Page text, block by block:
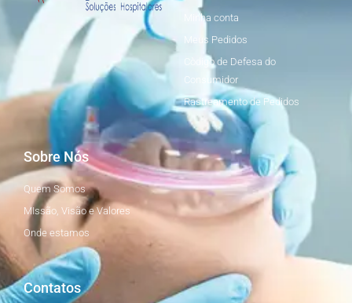
Minha conta
Meus Pedidos
Còdigo de Defesa do
Consumidor
Rastreamento de Pedidos
Sobre Nós
Quem Somos
MIssão, Visão e Valores
Onde estamos
Contatos